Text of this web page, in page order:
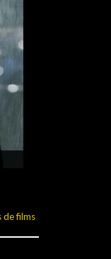
de films